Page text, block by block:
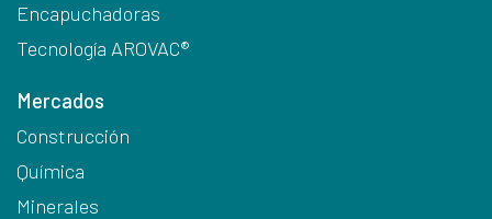
Encapuchadoras
Tecnología AROVAC®
Mercados
Construcción
Química
Minerales